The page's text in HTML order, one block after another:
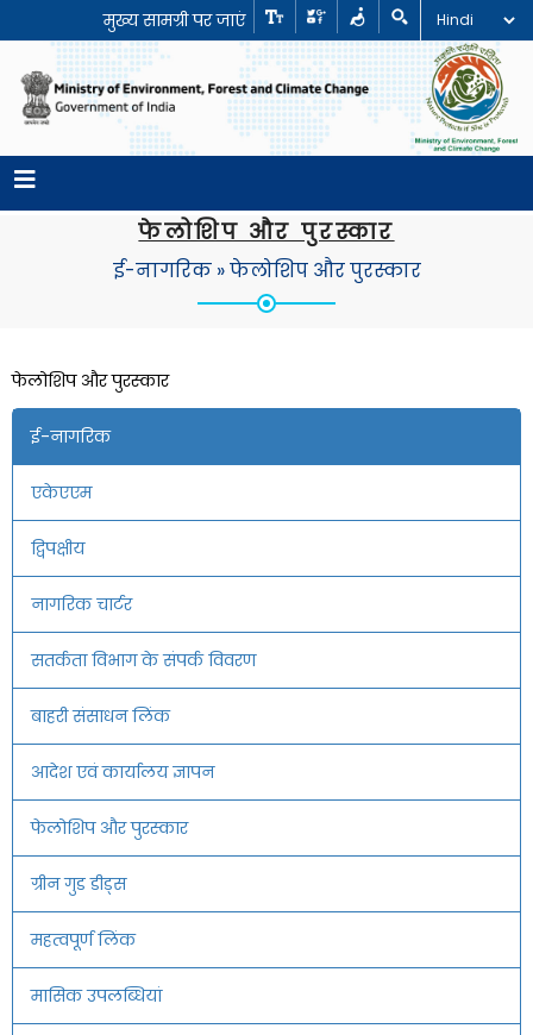
मुख्य सामग्री पर जाएं
फेलोशिप और पुरस्कार
ई-नागरिक»फेलोशिप और पुरस्कार
ई-नागरिक
एकेएएम
द्विपक्षीय
नागरिक चार्टर
सतर्कता विभाग के संपर्क विवरण
बाहरी संसाधन लिंक
आदेश एवं कार्यालय ज्ञापन
फेलोशिप और पुरस्कार
ग्रीन गुड डीड्स
महत्वपूर्ण लिंक
मासिक उपलब्धियां
फेलोशिप और पुरस्कार